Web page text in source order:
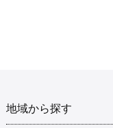
地域から探す